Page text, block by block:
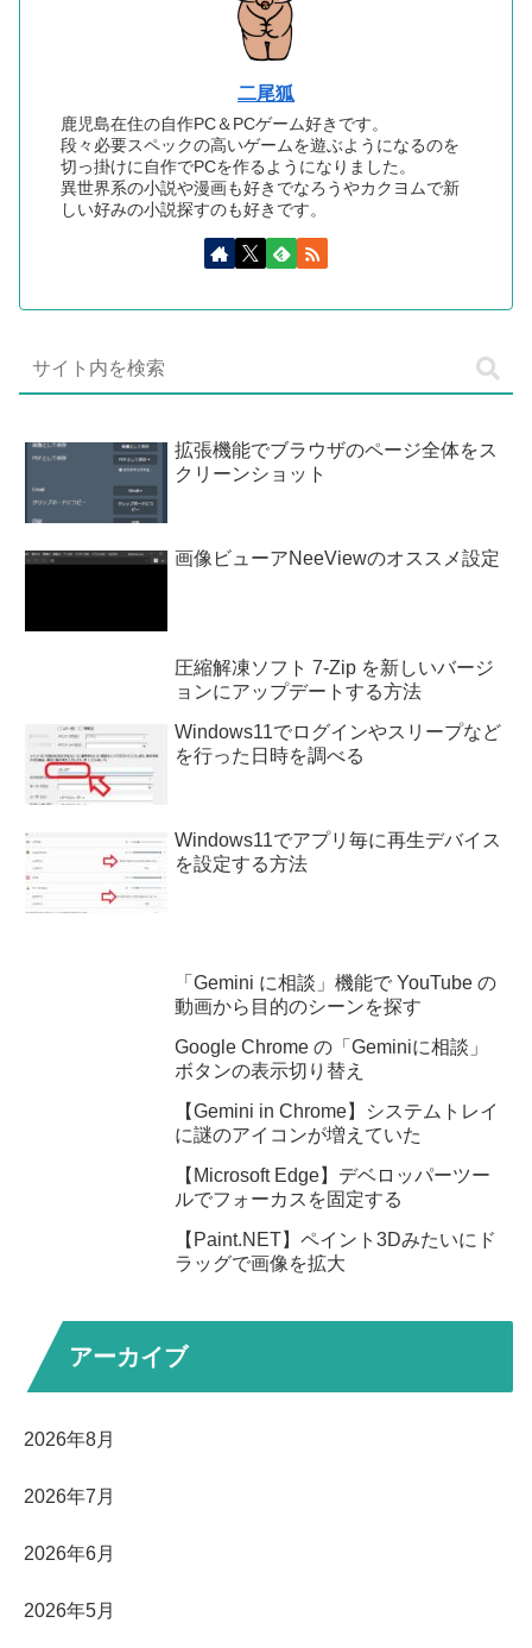
二尾狐
鹿児島在住の自作PC＆PCゲーム好きです。
段々必要スペックの高いゲームを遊ぶようになるのを
切っ掛けに自作でPCを作るようになりました。
異世界系の小説や漫画も好きでなろうやカクヨムで新
しい好みの小説探すのも好きです。
拡張機能でブラウザのページ全体をス
クリーンショット
画像ビューアNeeViewのオススメ設定
圧縮解凍ソフト 7-Zip を新しいバージ
ョンにアップデートする方法
Windows11でログインやスリープなど
を行った日時を調べる
Windows11でアプリ毎に再生デバイス
を設定する方法
「Gemini に相談」機能で YouTube の
動画から目的のシーンを探す
Google Chrome の「Geminiに相談」
ボタンの表示切り替え
【Gemini in Chrome】システムトレイ
に謎のアイコンが増えていた
【Microsoft Edge】デベロッパーツー
ルでフォーカスを固定する
【Paint.NET】ペイント3Dみたいにド
ラッグで画像を拡大
アーカイブ
2026年8月
2026年7月
2026年6月
2026年5月